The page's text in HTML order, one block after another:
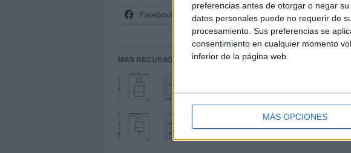
preferencias antes de otorgar o negar su
datos personales puede no requerir de
procesamiento. Sus preferencias se
consentimiento en cualquier momento
inferior de la página web.
MÁS OPCIONES
Facebook
MAS RECURSOS SOBRE ESTE TEMA